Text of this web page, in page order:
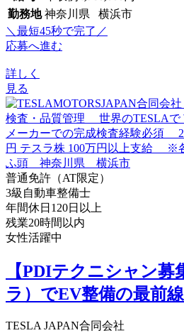
勤務地 神奈川県 横浜市
＼最短45秒で完了／
応募へ進む
詳しく
見る
普通免許（AT限定）
3級自動車整備士
年間休日120日以上
残業20時間以内
女性活躍中
【PDIテクニシャン募
ラ）でEV整備の最前
TESLA JAPAN合同会社